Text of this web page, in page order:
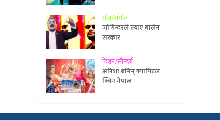
गीत/संगीत
जोगिन्दरले ल्याए बालेन
सरकार
फेशन/सौन्दर्य
अनिशा बनिन् क्यापिटल
क्विन नेपाल